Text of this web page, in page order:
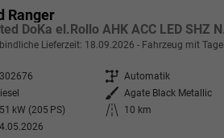
Ranger
Lieferzeit: 18.09.2026 Fahrzeug mit
Getriebe Automatik
Außenfarbe Agate Black Metallic
kW (205 PS) Kilometerstand
10 km